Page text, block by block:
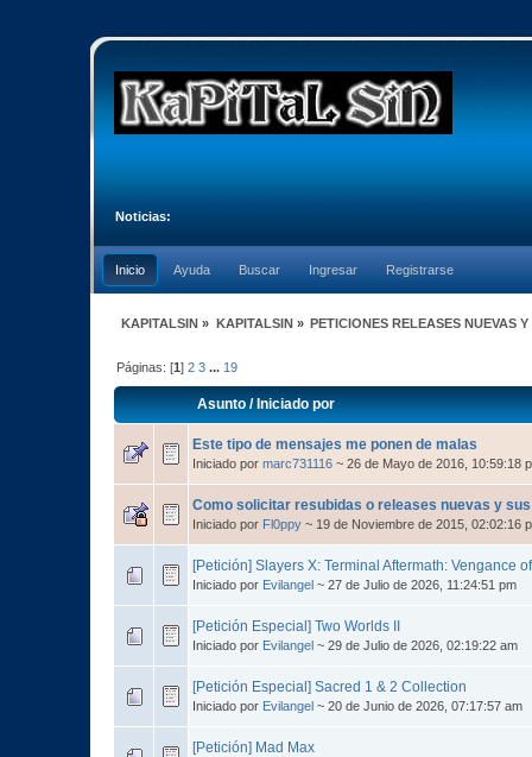
Noticias:
Inicio Ayuda Buscar Ingresar Registrarse
KAPITALSIN » KAPITALSIN» PETICIONES RELEASES NUEVAS
Páginas: [1]2 3 ... 19
Asunto/Iniciado por
Este tipo de mensajes me ponen de malas
Iniciado por marc731116 ~ 26 de Mayo de 2016, 10:59:18
Como solicitar resubidas o releases nuevas y sus
Iniciado por Fl0ppy ~ 19 de Noviembre de 2015, 02:02:16
[Petición] Slayers X: Terminal Aftermath: Vengance
Iniciado por Evilangel ~ 27 de Julio de 2026, 11:24:51 pm
[Petición Especial] Two Worlds II
Iniciado por Evilangel ~ 29 de Julio de 2026, 02:19:22 am
[Petición Especial] Sacred 1 & 2 Collection
Iniciado por Evilangel ~ 20 de Junio de 2026, 07:17:57 am
[Petición] Mad Max